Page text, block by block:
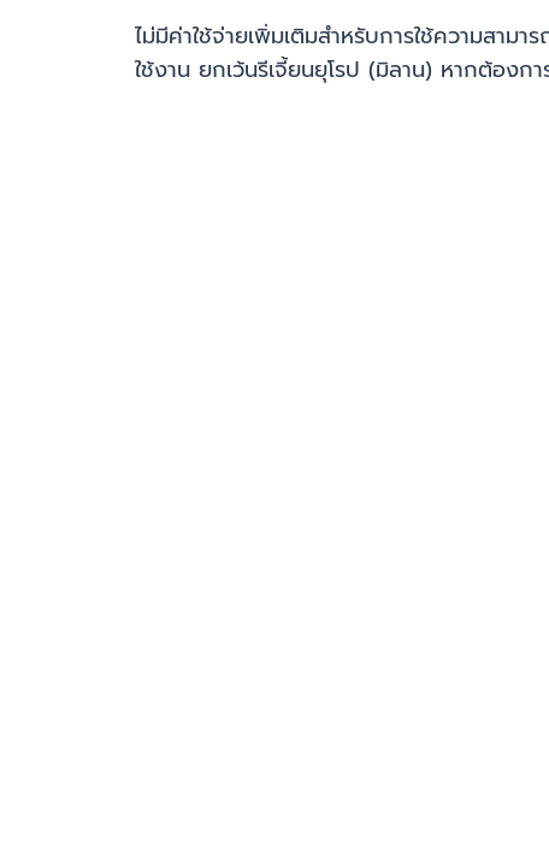
ไม่มีค่าใช้จ่ายเพิ่มเติมสำหรับการใช้ความสา
ใช้งาน ยกเว้นรีเจี้ยนยุโรป (มิลาน) หากต้องกา